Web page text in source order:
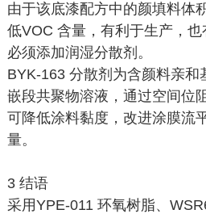
由于该底漆配方中的颜填料体
低VOC 含量，有利于生产，也
必须添加润湿分散剂。
BYK-163 分散剂为含颜料亲和
嵌段共聚物溶液，通过空间位
可降低涂料黏度，改进涂膜流
量。
3 结语
采用YPE-011 环氧树脂、